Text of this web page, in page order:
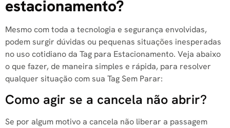
estacionamento?
Mesmo com toda a tecnologia e segurança envolvidas,
podem surgir dúvidas ou pequenas situações inesperadas
no uso cotidiano da Tag para Estacionamento. Veja abaixo
o que fazer, de maneira simples e rápida, para resolver
qualquer situação com sua Tag Sem Parar:
Como agir se a cancela não abrir?
Se por algum motivo a cancela não liberar a passagem